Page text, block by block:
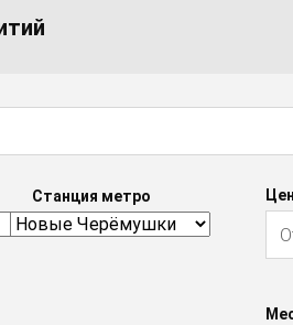
Станция метро